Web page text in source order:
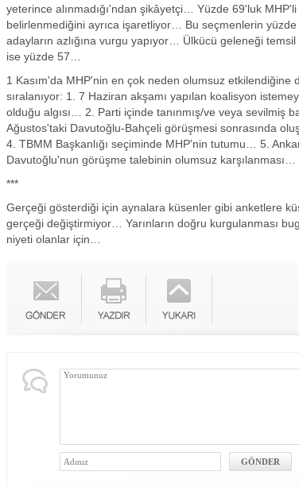
yeterince alınmadığı'ndan şikâyetçi… Yüzde 69'luk
belirlenmediğini ayrıca işaretliyor… Bu seçmenlerin yüzde
adayların azlığına vurgu yapıyor… Ülkücü geleneği
ise yüzde 57…
1 Kasım'da MHP'nin en çok neden olumsuz etkilendiğine
sıralanıyor: 1. 7 Haziran akşamı yapılan koalisyon
olduğu algısı… 2. Parti içinde tanınmış/ve veya sevilmiş
Ağustos'taki Davutoğlu-Bahçeli görüşmesi sonrasında
4. TBMM Başkanlığı seçiminde MHP'nin tutumu… 5.
Davutoğlu'nun görüşme talebinin olumsuz karşılanması…
***
Gerçeği gösterdiği için aynalara küsenler gibi anketlere
gerçeği değiştirmiyor… Yarınların doğru kurgulanması
niyeti olanlar için…